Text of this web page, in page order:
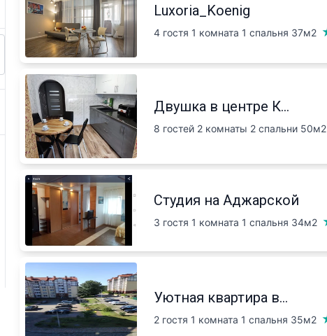
Luxoria_Koenig
4 гостя 1 комната 1 спальня 37м2
Двушка в центре К...
8 гостей 2 комнаты 2 спальни 50м2
Студия на Аджарской
3 гостя 1 комната 1 спальня 34м2
Уютная квартира в...
2 гостя 1 комната 1 спальня 35м2